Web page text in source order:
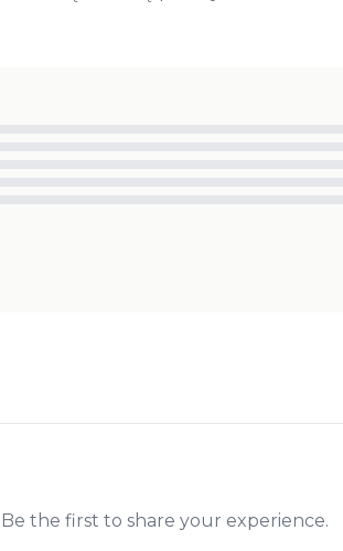
the first to share your experience.